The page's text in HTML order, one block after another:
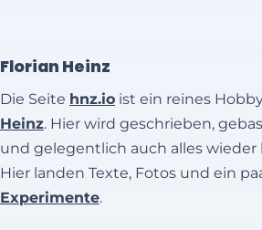
Florian Heinz
Die Seite hnz.io ist ein reines
Heinz. Hier wird geschrieben,
und gelegentlich auch alles
Hier landen Texte, Fotos und ein
Experimente.